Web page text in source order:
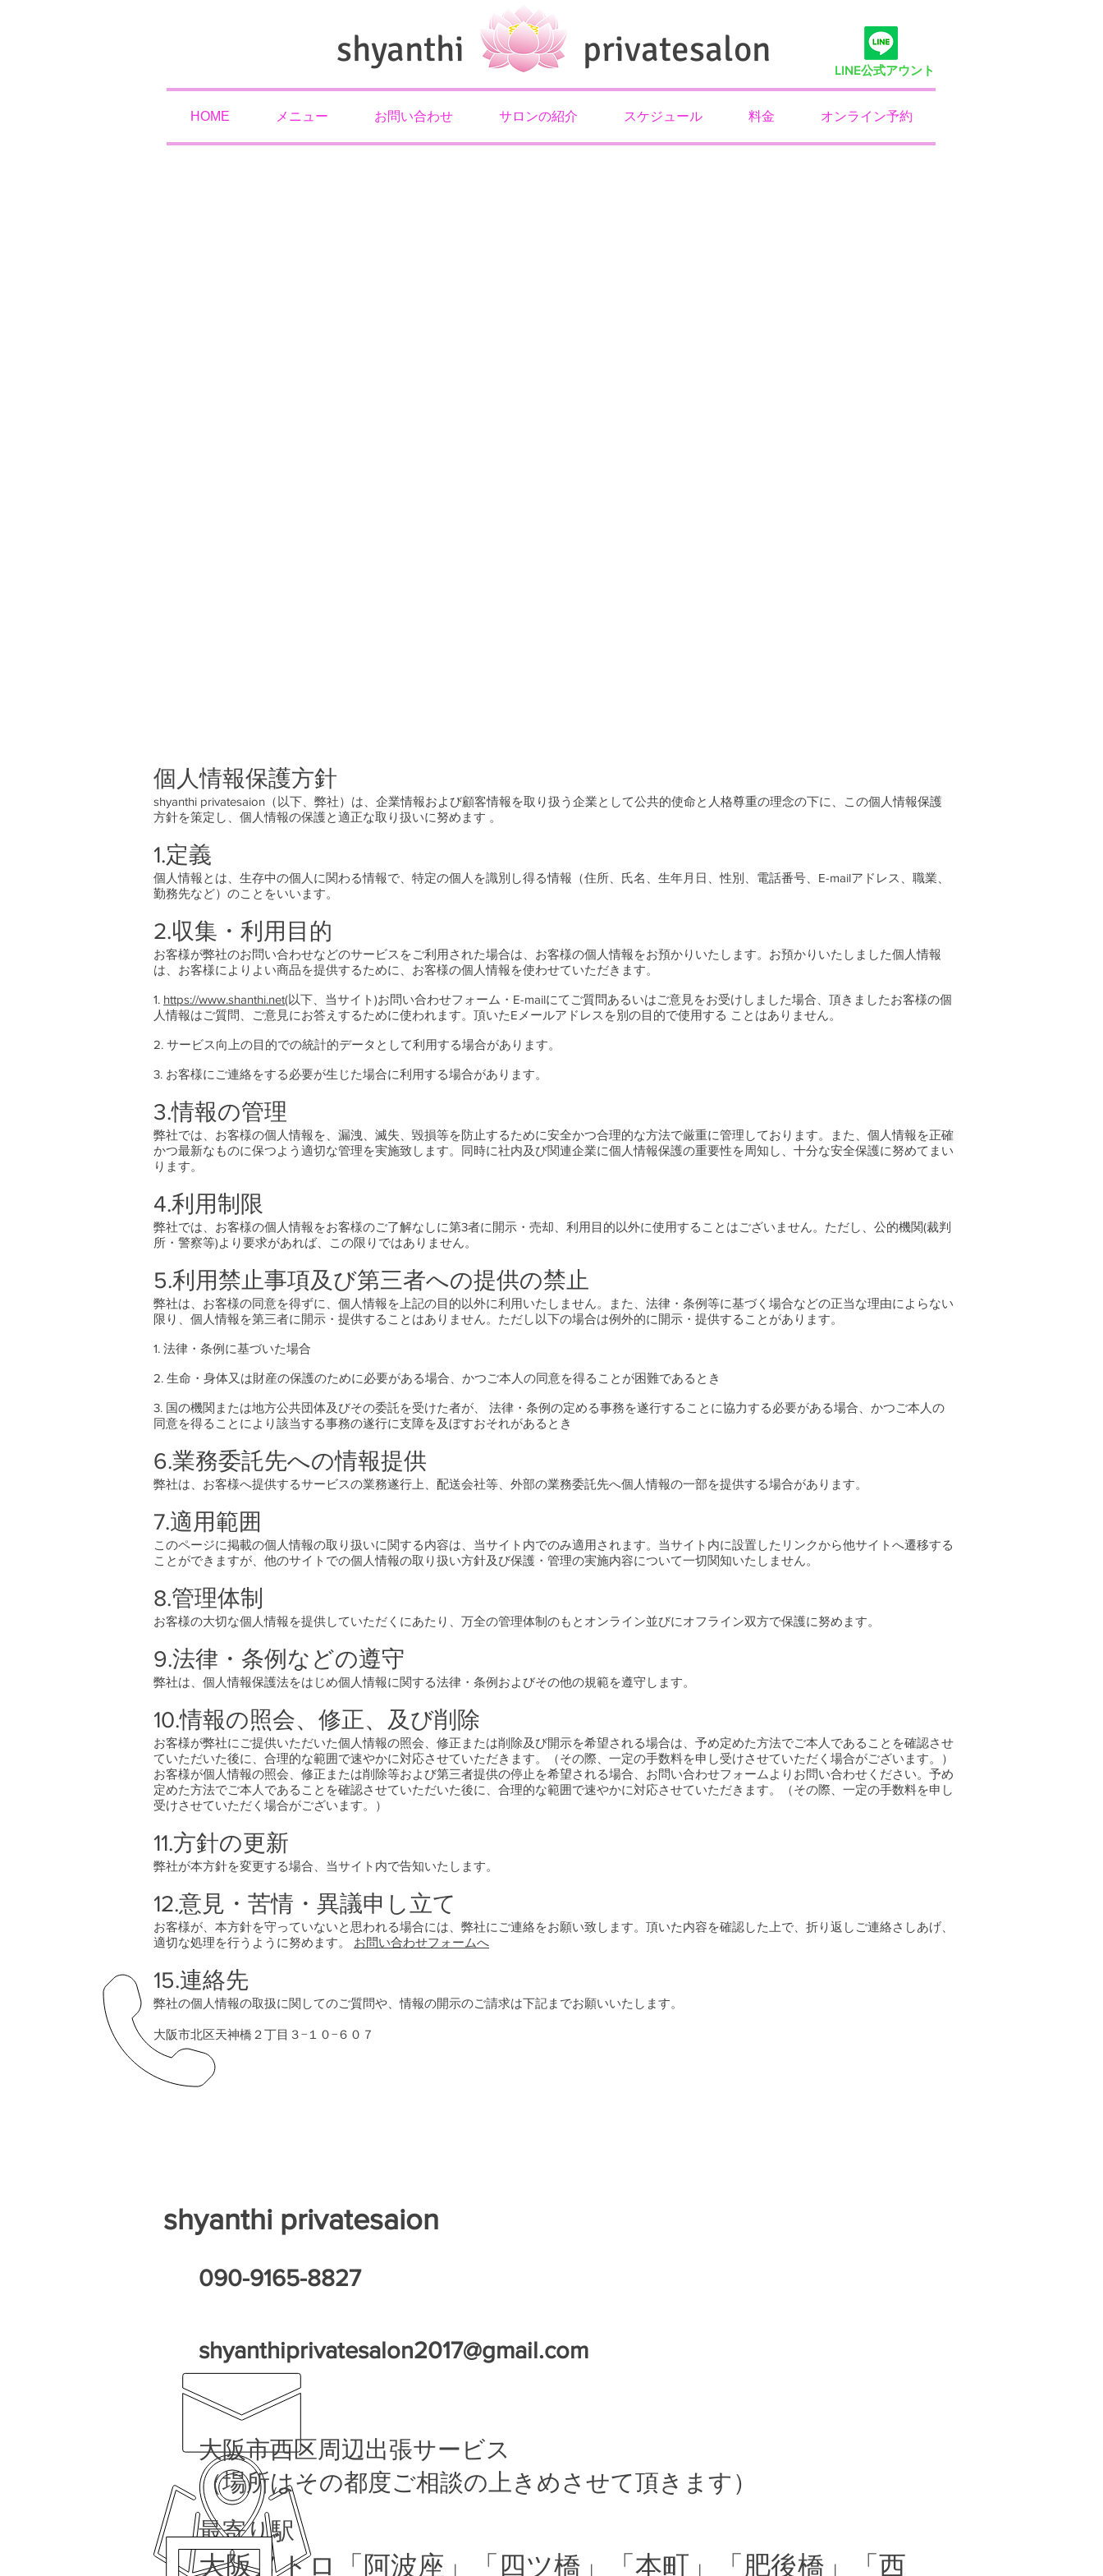
shyanthi privatesalon LINE公式アウント
HOME メニュー お問い合わせ サロンの紹介 スケジュール 料金 オンライン予約
個人情報保護方針
shyanthi privatesaion（以下、弊社）は、企業情報および顧客情報を取り扱う企業として公共的使命と人格尊重の理念の下に、この個人情報保護
方針を策定し、個人情報の保護と適正な取り扱いに努めます 。
1.定義
個人情報とは、生存中の個人に関わる情報で、特定の個人を識別し得る情報（住所、氏名、生年月日、性別、電話番号、E-mailアドレス、職業、
勤務先など）のことをいいます。
2.収集・利用目的
お客様が弊社のお問い合わせなどのサービスをご利用された場合は、お客様の個人情報をお預かりいたします。お預かりいたしました個人情報
は、お客様によりよい商品を提供するために、お客様の個人情報を使わせていただきます。
1. https://www.shanthi.net(以下、当サイト)お問い合わせフォーム・E-mailにてご質問あるいはご意見をお受けしました場合、頂きましたお客様の個
人情報はご質問、ご意見にお答えするために使われます。頂いたEメールアドレスを別の目的で使用する ことはありません。
2. サービス向上の目的での統計的データとして利用する場合があります。
3. お客様にご連絡をする必要が生じた場合に利用する場合があります。
3.情報の管理
弊社では、お客様の個人情報を、漏洩、滅失、毀損等を防止するために安全かつ合理的な方法で厳重に管理しております。また、個人情報を正確
かつ最新なものに保つよう適切な管理を実施致します。同時に社内及び関連企業に個人情報保護の重要性を周知し、十分な安全保護に努めてまい
ります。
4.利用制限
弊社では、お客様の個人情報をお客様のご了解なしに第3者に開示・売却、利用目的以外に使用することはございません。ただし、公的機関(裁判
所・警察等)より要求があれば、この限りではありません。
5.利用禁止事項及び第三者への提供の禁止
弊社は、お客様の同意を得ずに、個人情報を上記の目的以外に利用いたしません。また、法律・条例等に基づく場合などの正当な理由によらない
限り、個人情報を第三者に開示・提供することはありません。ただし以下の場合は例外的に開示・提供することがあります。
1. 法律・条例に基づいた場合
2. 生命・身体又は財産の保護のために必要がある場合、かつご本人の同意を得ることが困難であるとき
3. 国の機関または地方公共団体及びその委託を受けた者が、 法律・条例の定める事務を遂行することに協力する必要がある場合、かつご本人の
同意を得ることにより該当する事務の遂行に支障を及ぼすおそれがあるとき
6.業務委託先への情報提供
弊社は、お客様へ提供するサービスの業務遂行上、配送会社等、外部の業務委託先へ個人情報の一部を提供する場合があります。
7.適用範囲
このページに掲載の個人情報の取り扱いに関する内容は、当サイト内でのみ適用されます。当サイト内に設置したリンクから他サイトへ遷移する
ことができますが、他のサイトでの個人情報の取り扱い方針及び保護・管理の実施内容について一切関知いたしません。
8.管理体制
お客様の大切な個人情報を提供していただくにあたり、万全の管理体制のもとオンライン並びにオフライン双方で保護に努めます。
9.法律・条例などの遵守
弊社は、個人情報保護法をはじめ個人情報に関する法律・条例およびその他の規範を遵守します。
10.情報の照会、修正、及び削除
お客様が弊社にご提供いただいた個人情報の照会、修正または削除及び開示を希望される場合は、予め定めた方法でご本人であることを確認させ
ていただいた後に、合理的な範囲で速やかに対応させていただきます。（その際、一定の手数料を申し受けさせていただく場合がございます。）
お客様が個人情報の照会、修正または削除等および第三者提供の停止を希望される場合、お問い合わせフォームよりお問い合わせください。予め
定めた方法でご本人であることを確認させていただいた後に、合理的な範囲で速やかに対応させていただきます。（その際、一定の手数料を申し
受けさせていただく場合がございます。）
11.方針の更新
弊社が本方針を変更する場合、当サイト内で告知いたします。
12.意見・苦情・異議申し立て
お客様が、本方針を守っていないと思われる場合には、弊社にご連絡をお願い致します。頂いた内容を確認した上で、折り返しご連絡さしあげ、
適切な処理を行うように努めます。 お問い合わせフォームへ
15.連絡先
弊社の個人情報の取扱に関してのご質問や、情報の開示のご請求は下記までお願いいたします。
大阪市北区天神橋２丁目３−１０−６０７
shyanthi privatesaion
​090-9165-8827
shyanthiprivatesalon2017@gmail.com
​大阪市西区周辺出張サービス
（場所はその都度ご相談の上きめさせて頂きます）
最寄り駅
​大阪メトロ「阿波座」「四ツ橋」「本町」「肥後橋」「西